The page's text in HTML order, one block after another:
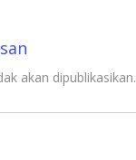
akan dipublikasikan.